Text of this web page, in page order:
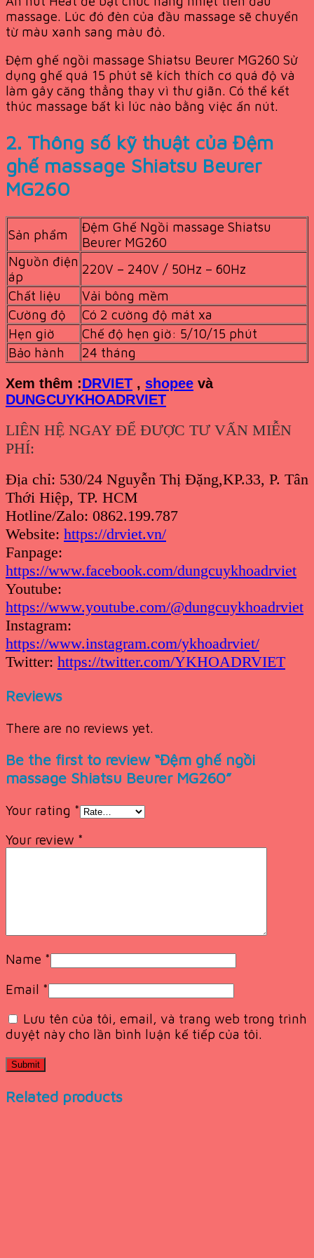
massage. Lúc đó đèn của đầu massage sẽ chuyển
từ màu xanh sang màu đỏ.
Đệm ghế ngồi massage Shiatsu Beurer MG260 Sử
dụng ghế quá 15 phút sẽ kích thích cơ quá độ và
làm gây căng thẳng thay vì thư giãn. Có thể kết
thúc massage bất kì lúc nào bằng việc ấn nút.
2. Thông số kỹ thuật của Đệm
ghế massage Shiatsu Beurer
MG260
Sản phẩm
Đệm Ghế Ngồi massage Shiatsu
Beurer MG260
Nguồn điện
áp
220V – 240V / 50Hz – 60Hz
Chất liệu
Vải bông mềm
Cường độ
Có 2 cường độ mát xa
Hẹn giờ
Chế độ hẹn giờ: 5/10/15 phút
Bảo hành
24 tháng
Xem thêm :DRVIET , shopee và
DUNGCUYKHOADRVIET
LIÊN HỆ NGAY ĐỂ ĐƯỢC TƯ VẤN MIỄN
PHÍ:
Địa chỉ: 530/24 Nguyễn Thị Đặng,KP.33, P. Tân
Thới Hiệp, TP. HCM
Hotline/Zalo: 0862.199.787
Website: https://drviet.vn/
Fanpage:
https://www.facebook.com/dungcuykhoadrviet
Youtube:
https://www.youtube.com/@dungcuykhoadrviet
Instagram:
https://www.instagram.com/ykhoadrviet/
Twitter: https://twitter.com/YKHOADRVIET
Reviews
There are no reviews yet.
Be the first to review “Đệm ghế ngồi
massage Shiatsu Beurer MG260”
Your rating *
Your review *
Name *
Email *
Lưu tên của tôi, email, và trang web trong trình
duyệt này cho lần bình luận kế tiếp của tôi.
Related products